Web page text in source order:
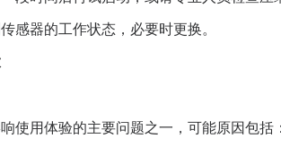
传感器的工作状态，必要时更换。
使用体验的主要问题之一，可能原因包括